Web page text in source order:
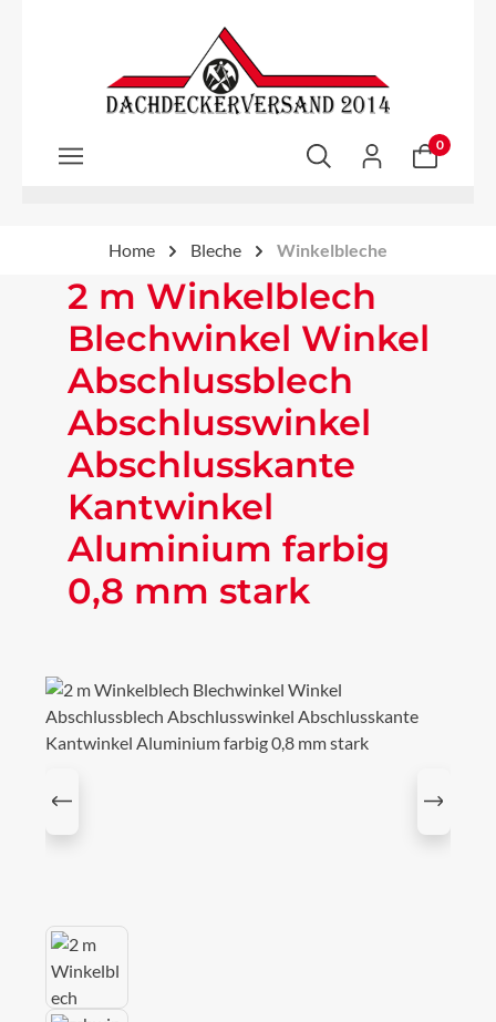
Zum Hauptinhalt springen
0
Home Bleche Winkelbleche
2 m Winkelblech
Blechwinkel Winkel
Abschlussblech
Abschlusswinkel
Abschlusskante
Kantwinkel
Aluminium farbig
0,8 mm stark
Bildergalerie überspringen